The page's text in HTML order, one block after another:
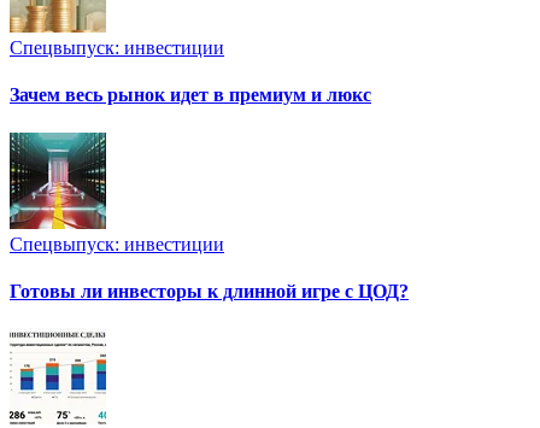
Спецвыпуск: инвестиции
Зачем весь рынок идет в премиум и люкс
Спецвыпуск: инвестиции
Готовы ли инвесторы к длинной игре с ЦОД?